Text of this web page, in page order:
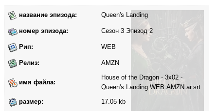
название эпизода: Queen's Landing
номер эпизода: Сезон 3 Эпизод 2
Рип: WEB
Релиз: AMZN
имя файла:
House of the Dragon - 3x02 -
Queen's Landing.WEB.AMZN.ar.srt
размер:
17.05 kb